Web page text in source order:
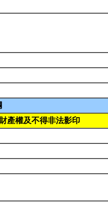
產權及不得非法影印